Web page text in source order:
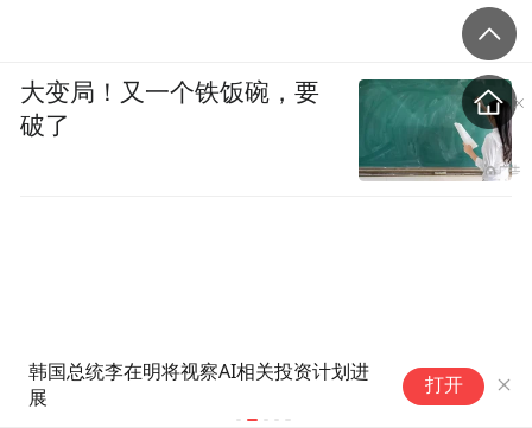
韩国总统李在明将视察AI相关投资计划进
展
打开
大变局！又一个铁饭碗，要
破了